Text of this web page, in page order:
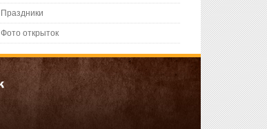
Праздники
Фото открыток